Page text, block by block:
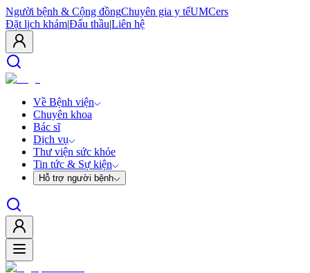
Người bệnh & Cộng đồngChuyên gia y tếUMCers
Đặt lịch khám|Đấu thầu|Liên hệ
Về Bệnh viện
Chuyên khoa
Bác sĩ
Dịch vụ
Thư viện sức khỏe
Tin tức & Sự kiện
Hỗ trợ người bệnh